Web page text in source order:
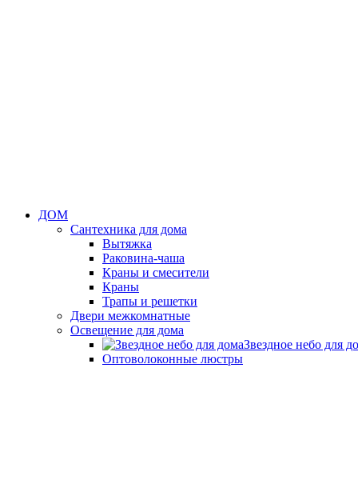
ДОМ
Сантехника для дома
Вытяжка
Раковина-чаша
Краны и смесители
Краны
Трапы и решетки
Двери межкомнатные
Освещение для дома
Звездное небо для
Оптоволоконные люстры